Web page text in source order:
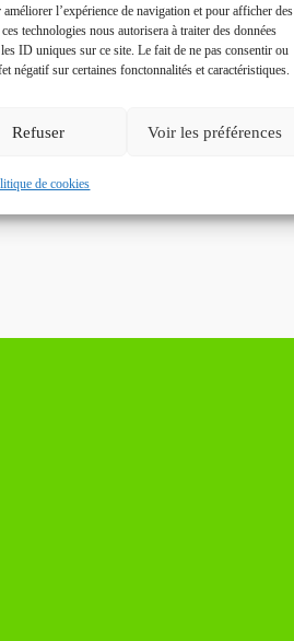
l’expérience de navigation et pour afficher des
technologies nous autorisera à traiter des données
ID uniques sur ce site. Le fait de ne pas consentir ou
négatif sur certaines fonctonnalités et caractéristiques.
Refuser Voir les préférences
de cookies